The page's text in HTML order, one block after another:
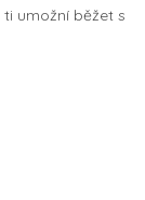
ti umožní běžet s